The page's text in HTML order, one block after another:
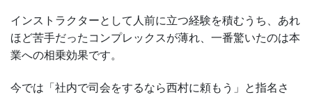
インストラクターとして人前に立つ経験を積むうち、あれ
ほど苦手だったコンプレックスが薄れ、一番驚いたのは本
業への相乗効果です。
今では「社内で司会をするなら西村に頼もう」と指名さ